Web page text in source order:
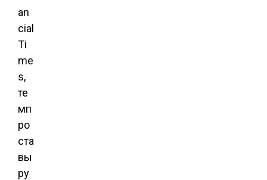
an
cial
Ti
me
s,
те
мп
ро
ста
вы
ру